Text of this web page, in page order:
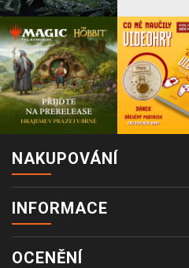
NAKUPOVÁNÍ
INFORMACE
OCENĚNÍ